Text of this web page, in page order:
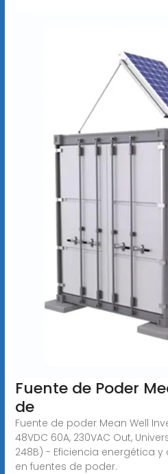
Fuente de Poder
de
Fuente de poder Mean Well
48VDC 60A, 230VAC Out,
248B) - Eficiencia energética
en fuentes de poder.